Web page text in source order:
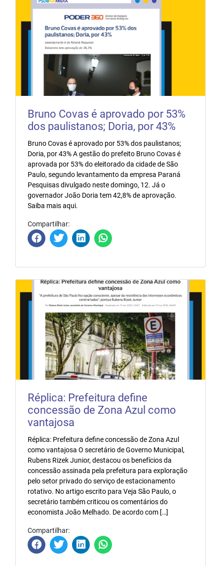
Bruno Covas é aprovado por 53%
dos paulistanos; Doria, por 43%
Bruno Covas é aprovado por 53% dos paulistanos;
Doria, por 43% A gestão do prefeito Bruno Covas é
aprovada por 53% do eleitorado da cidade de São
Paulo, segundo levantamento da empresa Paraná
Pesquisas divulgado neste domingo, 12. Já o
governador João Doria tem 42,8% de aprovação.
Saiba mais aqui.
Compartilhar:
Réplica: Prefeitura define
concessão de Zona Azul como
vantajosa
Réplica: Prefeitura define concessão de Zona Azul
como vantajosa O secretário de Governo Municipal,
Rubens Rizek Junior, destacou os benefícios da
concessão assinada pela prefeitura para exploração
pelo setor privado do serviço de estacionamento
rotativo. No artigo escrito para Veja São Paulo, o
secretário também criticou os comentários do
economista João Melhado. De acordo com […]
Compartilhar: